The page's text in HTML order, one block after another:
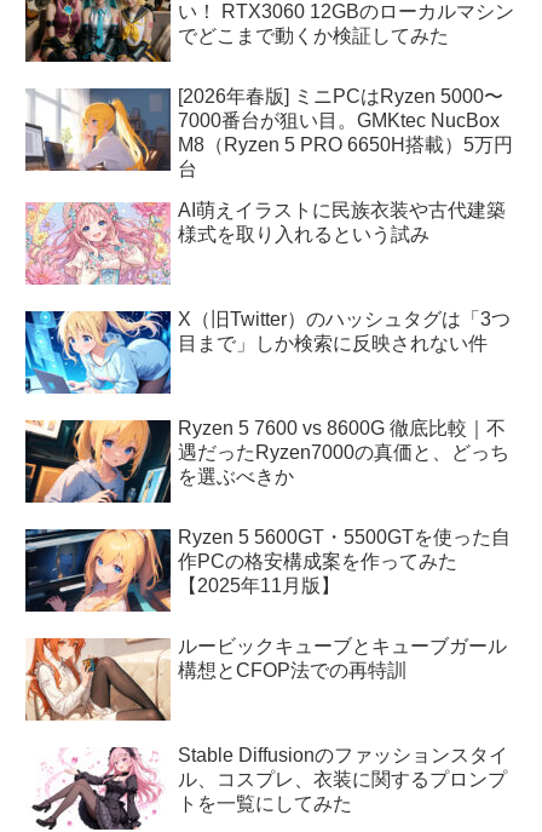
い！ RTX3060 12GBのローカルマシン
でどこまで動くか検証してみた
[2026年春版] ミニPCはRyzen 5000〜
7000番台が狙い目。GMKtec NucBox
M8（Ryzen 5 PRO 6650H搭載）5万円
台
AI萌えイラストに民族衣装や古代建築
様式を取り入れるという試み
X（旧Twitter）のハッシュタグは「3つ
目まで」しか検索に反映されない件
Ryzen 5 7600 vs 8600G 徹底比較｜不
遇だったRyzen7000の真価と、どっち
を選ぶべきか
Ryzen 5 5600GT・5500GTを使った自
作PCの格安構成案を作ってみた
【2025年11月版】
ルービックキューブとキューブガール
構想とCFOP法での再特訓
Stable Diffusionのファッションスタイ
ル、コスプレ、衣装に関するプロンプ
トを一覧にしてみた